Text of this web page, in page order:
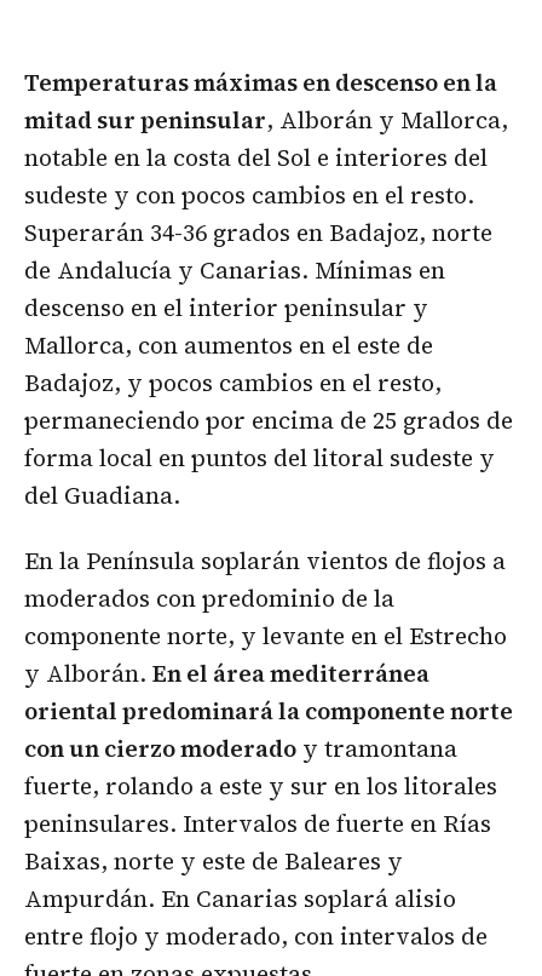
Temperaturas máximas en descenso en la
mitad sur peninsular, Alborán y Mallorca,
notable en la costa del Sol e interiores del
sudeste y con pocos cambios en el resto.
Superarán 34-36 grados en Badajoz, norte
de Andalucía y Canarias. Mínimas en
descenso en el interior peninsular y
Mallorca, con aumentos en el este de
Badajoz, y pocos cambios en el resto,
permaneciendo por encima de 25 grados de
forma local en puntos del litoral sudeste y
del Guadiana.
En la Península soplarán vientos de flojos a
moderados con predominio de la
componente norte, y levante en el Estrecho
y Alborán. En el área mediterránea
oriental predominará la componente norte
con un cierzo moderado y tramontana
fuerte, rolando a este y sur en los litorales
peninsulares. Intervalos de fuerte en Rías
Baixas, norte y este de Baleares y
Ampurdán. En Canarias soplará alisio
entre flojo y moderado, con intervalos de